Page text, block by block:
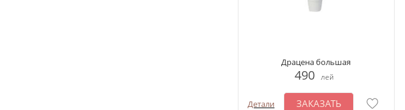
Драцена большая
490 лей
Детали ЗАКАЗАТЬ